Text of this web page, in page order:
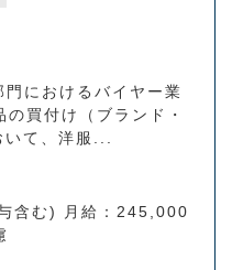
におけるバイヤー業
買付け（ブランド・
て、洋服...
含む) 月給：245,000